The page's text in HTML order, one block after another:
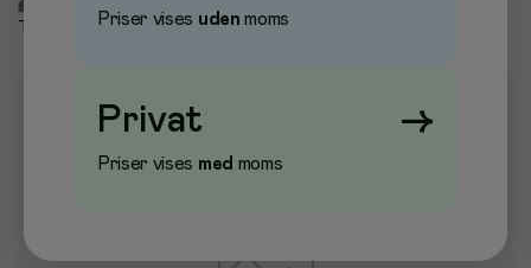
TegnetabletsPriser vises uden moms
Privat →
Priser vises med moms